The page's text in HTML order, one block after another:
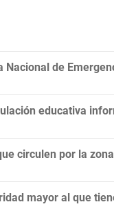
de
educativa
circulen por la
mayor al que